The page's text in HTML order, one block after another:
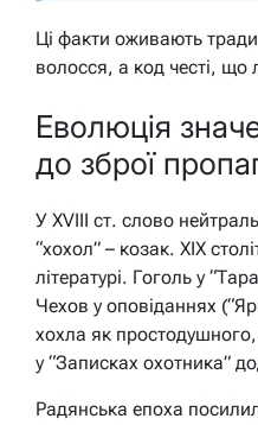
Ці факти оживають
волосся, а код честі, що
Еволюція
до зброї
У XVIII ст. слово
“хохол” – козак. XIX
літературі. Гоголь у
Чехов у оповіданнях
хохла як
у “Записках охотника”
Радянська епоха